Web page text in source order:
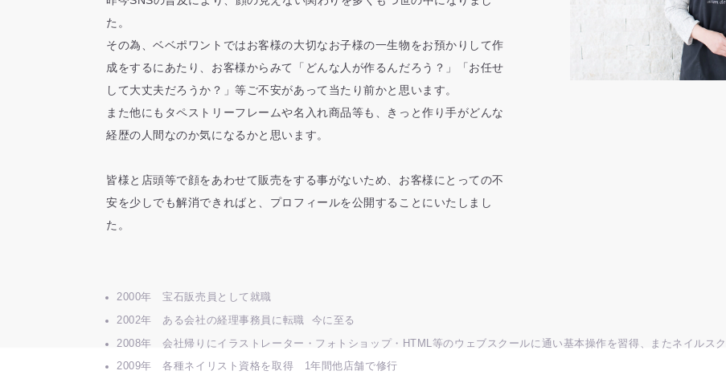
た。
その為、ベベポワントではお客様の大切なお子様の一生物をお預かりして作
成をするにあたり、お客様からみて「どんな人が作るんだろう？」「お任せ
して大丈夫だろうか？」等ご不安があって当たり前かと思います。
また他にもタペストリーフレームや名入れ商品等も、きっと作り手がどんな
経歴の人間なのか気になるかと思います。
皆様と店頭等で顔をあわせて販売をする事がないため、お客様にとっての不
安を少しでも解消できればと、プロフィールを公開することにいたしまし
た。
2000年 宝石販売員として就職
2002年 ある会社の経理事務員に転職 今に至る
2008年 会社帰りにイラストレーター・フォトショップ・HTML等のウェブスクールに通い基本操作を習得、またネイルス
2009年 各種ネイリスト資格を取得 1年間他店舗で修行